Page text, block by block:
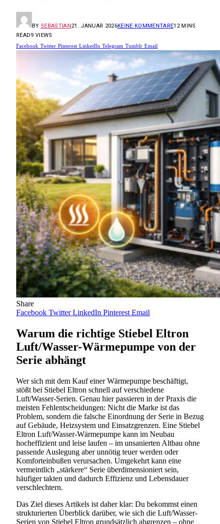
BY SEBASTIAN21. JANUAR 2026KEINE KOMMENTARE12 MINS
READ9 VIEWS
Facebook Twitter Pinterest LinkedIn Telegram Tumblr Email
Share
Facebook Twitter LinkedIn Pinterest Email
Warum die richtige Stiebel Eltron
Luft/Wasser-Wärmepumpe von der
Serie abhängt
Wer sich mit dem Kauf einer Wärmepumpe beschäftigt,
stößt bei Stiebel Eltron schnell auf verschiedene
Luft/Wasser-Serien. Genau hier passieren in der Praxis die
meisten Fehlentscheidungen: Nicht die Marke ist das
Problem, sondern die falsche Einordnung der Serie in Bezug
auf Gebäude, Heizsystem und Einsatzgrenzen. Eine Stiebel
Eltron Luft/Wasser-Wärmepumpe kann im Neubau
hocheffizient und leise laufen – im unsanierten Altbau ohne
passende Auslegung aber unnötig teuer werden oder
Komforteinbußen verursachen. Umgekehrt kann eine
vermeintlich „stärkere“ Serie überdimensioniert sein,
häufiger takten und dadurch Effizienz und Lebensdauer
verschlechtern.
Das Ziel dieses Artikels ist daher klar: Du bekommst einen
strukturierten Überblick darüber, wie sich die Luft/Wasser-
Serien von Stiebel Eltron grundsätzlich abgrenzen – ohne